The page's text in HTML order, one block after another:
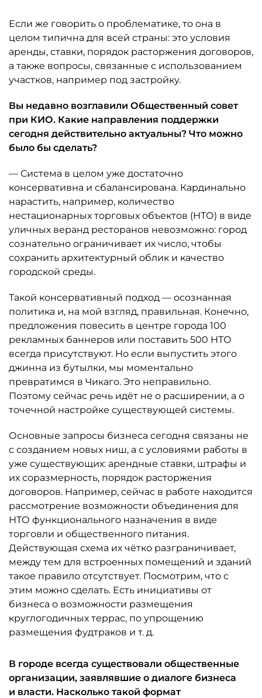
Если же говорить о проблематике, то она в
целом типична для всей страны: это условия
аренды, ставки, порядок расторжения договоров,
а также вопросы, связанные с использованием
участков, например под застройку.
Вы недавно возглавили Общественный совет
при КИО. Какие направления поддержки
сегодня действительно актуальны? Что можно
было бы сделать?
— Система в целом уже достаточно
консервативна и сбалансирована. Кардинально
нарастить, например, количество
нестационарных торговых объектов (НТО) в виде
уличных веранд ресторанов невозможно: город
сознательно ограничивает их число, чтобы
сохранить архитектурный облик и качество
городской среды.
Такой консервативный подход — осознанная
политика и, на мой взгляд, правильная. Конечно,
предложения повесить в центре города 100
рекламных баннеров или поставить 500 НТО
всегда присутствуют. Но если выпустить этого
джинна из бутылки, мы моментально
превратимся в Чикаго. Это неправильно.
Поэтому сейчас речь идёт не о расширении, а о
точечной настройке существующей системы.
Основные запросы бизнеса сегодня связаны не
с созданием новых ниш, а с условиями работы в
уже существующих: арендные ставки, штрафы и
их соразмерность, порядок расторжения
договоров. Например, сейчас в работе находится
рассмотрение возможности объединения для
НТО функционального назначения в виде
торговли и общественного питания.
Действующая схема их чётко разграничивает,
между тем для встроенных помещений и зданий
такое правило отсутствует. Посмотрим, что с
этим можно сделать. Есть инициативы от
бизнеса о возможности размещения
круглогодичных террас, по упрощению
размещения фудтраков и т. д.
В городе всегда существовали общественные
организации, заявлявшие о диалоге бизнеса
и власти. Насколько такой формат